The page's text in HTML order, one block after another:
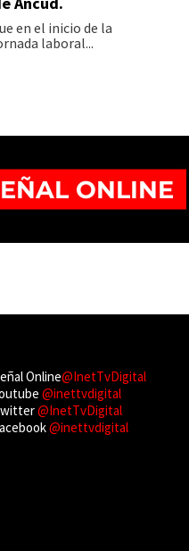
en el inicio de la
laboral...
Online@InetTvDigital
@inettvdigital
@InetTvDigital
@inettvdigital